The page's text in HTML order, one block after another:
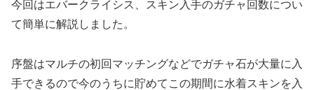
今回はエバークライシス、スキン入手のガチャ回数につい
て簡単に解説しました。
序盤はマルチの初回マッチングなどでガチャ石が大量に入
手できるので今のうちに貯めてこの期間に水着スキンを入